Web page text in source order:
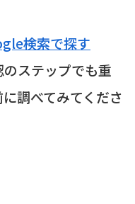
検索で探す
ステップでも重
調べてみてくださ